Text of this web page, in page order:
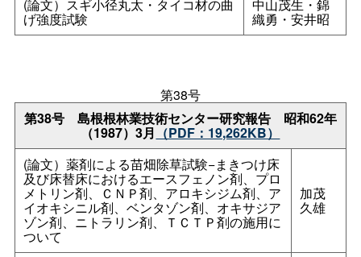
(論文）スギ小径丸太・タイコ材の曲
げ強度試験
中山茂生・錦
織勇・安井昭
第38号
第38号 島根根林業技術センター研究報告 昭和62年
（1987）3月 （PDF：19,262KB）
(論文）薬剤による苗畑除草試験−まきつけ床
及び床替床におけるエースフェノン剤、プロ
メトリン剤、ＣＮＰ剤、アロキシジム剤、ア
イオキシニル剤、ベンタゾン剤、オキサジア
ゾン剤、ニトラリン剤、ＴＣＴＰ剤の施用に
ついて
加茂
久雄